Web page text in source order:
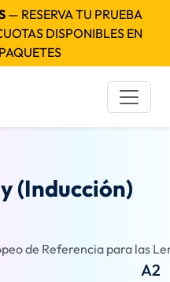
— RESERVA TU PRUEBA
DISPONIBLES EN
(Inducción)
de Referencia para las
A2